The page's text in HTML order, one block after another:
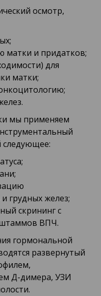
осмотр,
матки и придатков;
для
матки;
мы применяем
грудных желез;
скрининг с
ВПЧ.
гормональной
развернутый
Д-димера, УЗИ